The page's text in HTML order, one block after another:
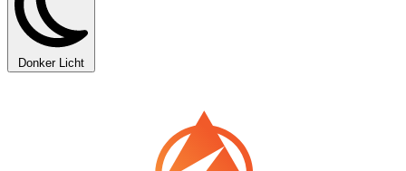
Donker Licht